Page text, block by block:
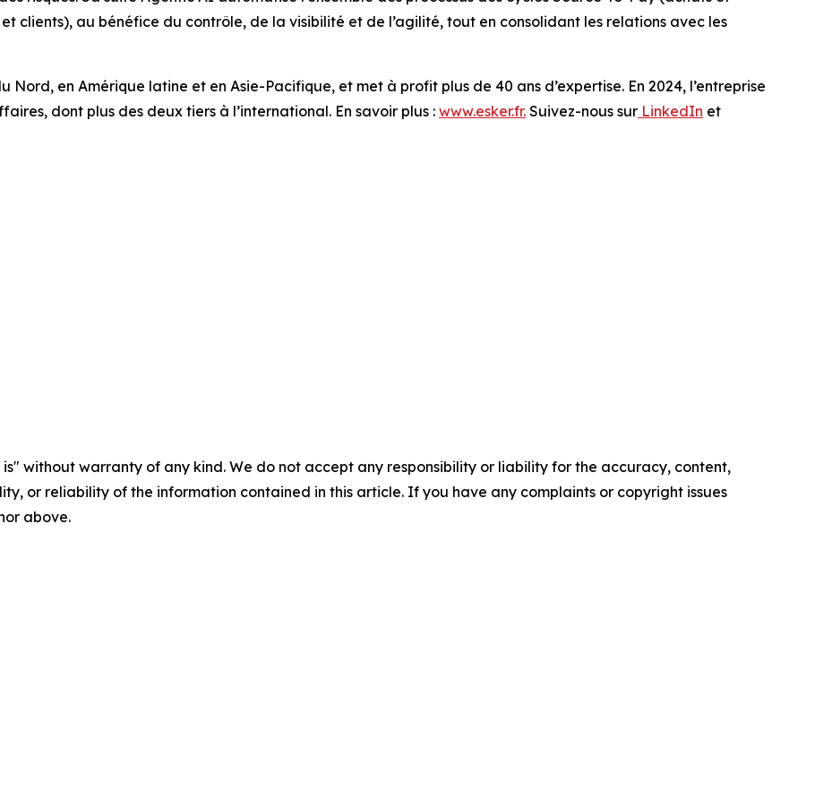
clients), au bénéfice du contrôle, de la visibilité et de l’agilité, tout en consolidant les relations avec les
Nord, en Amérique latine et en Asie-Pacifique, et met à profit plus de 40 ans d’expertise. En 2024, l’entreprise
dont plus des deux tiers à l’international. En savoir plus : www.esker.fr. Suivez-nous sur LinkedIn et
is" without warranty of any kind. We do not accept any responsibility or liability for the accuracy, content,
or reliability of the information contained in this article. If you have any complaints or copyright issues
above.